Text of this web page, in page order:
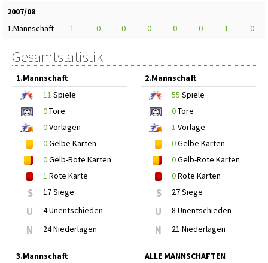
2007/08
1.Mannschaft
1 0 0 0 0 0 1 0
Gesamtstatistik
1.Mannschaft
11 Spiele
0Tore
0Vorlagen
0Gelbe Karten
0Gelb-Rote Karten
1 Rote Karte
S 17 Siege
U 4 Unentschieden
N 24 Niederlagen
2.Mannschaft
55 Spiele
0Tore
1 Vorlage
0Gelbe Karten
0Gelb-Rote Karten
0Rote Karten
S 27 Siege
U 8 Unentschieden
N 21 Niederlagen
3.Mannschaft
ALLE MANNSCHAFTEN